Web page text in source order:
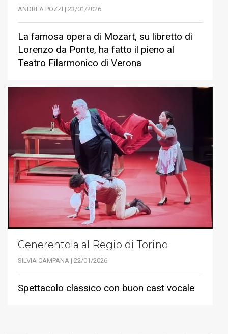
ANDREA POZZI | 23/01/2026
La famosa opera di Mozart, su libretto di
Lorenzo da Ponte, ha fatto il pieno al
Teatro Filarmonico di Verona
Cenerentola al Regio di Torino
SILVIA CAMPANA | 22/01/2026
Spettacolo classico con buon cast vocale